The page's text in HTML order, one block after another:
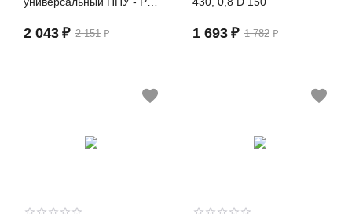
120
2 151 ₽
2 043 ₽ 1 782 ₽
1 693 ₽